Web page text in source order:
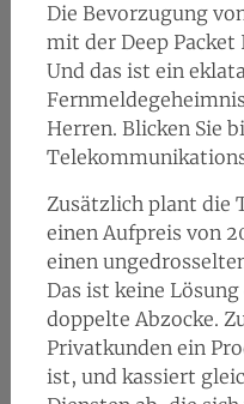
Die Bevorzugung
mit der Deep
Und das ist ein
Herren. Blicken Sie
Zusätzlich plant die
einen Aufpreis von
einen
Das ist keine
doppelte Abzocke.
Privatkunden ein
ist, und kassiert